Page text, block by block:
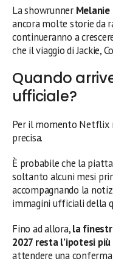
La showrunner
ancora molte storie da
continueranno a
che il viaggio di Jackie,
Quando
ufficiale?
Per il momento Netflix
precisa.
È probabile che la
soltanto alcuni mesi
accompagnando la
immagini ufficiali della
Fino ad allora,la
2027 resta l’ipotesi
attendere una